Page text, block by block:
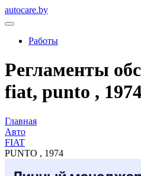
autocare.by
Работы
Регламенты
fiat, punto ,
Главная
Авто
FIAT
PUNTO , 1974